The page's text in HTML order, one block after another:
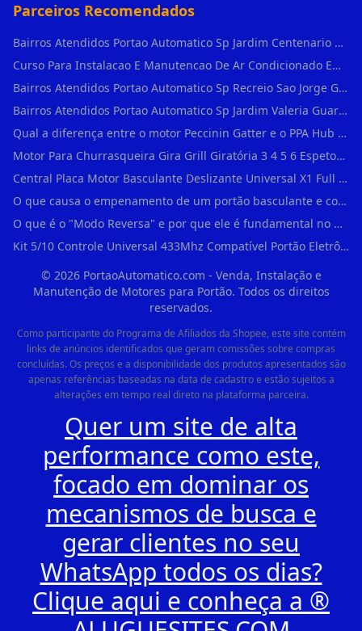
Parceiros Recomendados
Bairros Atendidos Portao Automatico Sp Jardim Centenario Guarulhos Sp Motor Para Portao Automatico Eletronico
Curso Para Instalacao E Manutencao De Ar Condicionado Em Sao Paulo
Bairros Atendidos Portao Automatico Sp Recreio Sao Jorge Guarulhos Sp Motor Para Portao Automatico Eletronico
Bairros Atendidos Portao Automatico Sp Jardim Valeria Guarulhos Sp Motor Para Portao Automatico Eletronico
Qual a diferença entre o motor Peccinin Gatter e o PPA Hub em Vila Romana?
Motor Para Churrasqueira Gira Grill Giratória 3 4 5 6 Espetos Gme Maxtorque Bivo em Cidade Dutra
Central Placa Motor Basculante Deslizante Universal X1 Full Range 433mhz em Vila Prudente
O que causa o empenamento de um portão basculante e como evitar em Campo Belo?
O que é o "Modo Reversa" e por que ele é fundamental no dia a dia em Itapevi?
Kit 5/10 Controle Universal 433Mhz Compatível Portão Eletrônico Garagem Residenc em Pinheiros
© 2026PortaoAutomatico.com - Venda, Instalação e
Manutenção de Motores para Portão. Todos os direitos
reservados.
Como participante do Programa de Afiliados da Shopee, este site contém
links de anúncios identificados que geram comissões sobre compras
concluídas. Os preços e a disponibilidade dos produtos apresentados são
apenas referências baseadas na data de cadastro e estão sujeitos a
alterações em tempo real direto na plataforma parceira.
Quer um site de alta
performance como este,
focado em dominar os
mecanismos de busca e
gerar clientes no seu
WhatsApp todos os dias?
Clique aqui e conheça a ®